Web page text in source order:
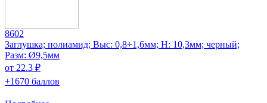
8602
Заглушка; полиамид; Выс: 0,8÷1,6мм; H: 10,3мм; черный;
Разм: Ø9,5мм
от 22.3 ₽
+1670 баллов